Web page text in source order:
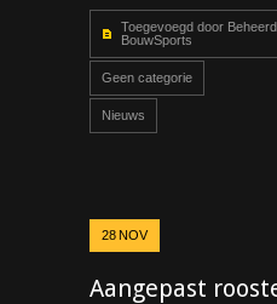
Toegevoegd door
BouwSports
Geen categorie
Nieuws
28NOV
Aangepast